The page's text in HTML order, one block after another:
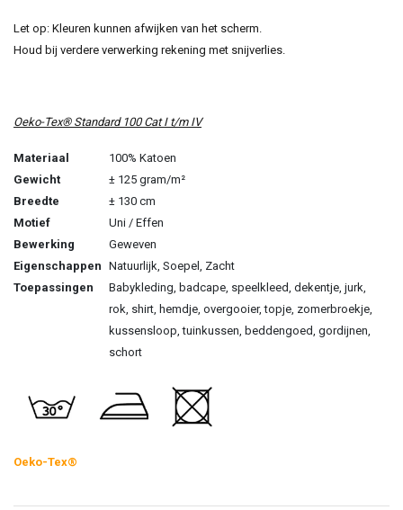
Let op: Kleuren kunnen afwijken van het scherm.
Houd bij verdere verwerking rekening met snijverlies.
Oeko-Tex® Standard 100 Cat I t/m IV
Materiaal
100% Katoen
Gewicht
± 125 gram/m²
Breedte
± 130 cm
Motief
Uni / Effen
Bewerking
Geweven
Eigenschappen Natuurlijk, Soepel, Zacht
Toepassingen
Babykleding, badcape, speelkleed, dekentje, jurk,
rok, shirt, hemdje, overgooier, topje, zomerbroekje,
kussensloop, tuinkussen, beddengoed, gordijnen,
schort
Oeko-Tex®